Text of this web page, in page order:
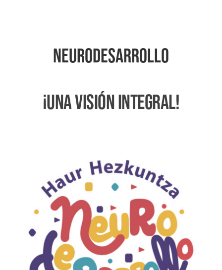
NEURODESARROLLO
¡UNA VISIÓN INTEGRAL!